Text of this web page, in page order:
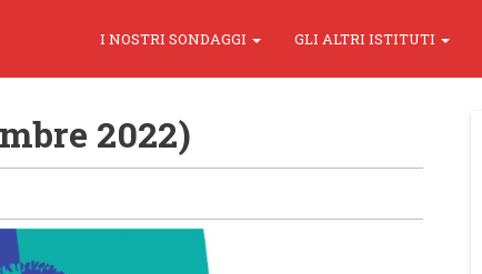
I NOSTRI SONDAGGI GLI ALTRI ISTITUTI
2022)